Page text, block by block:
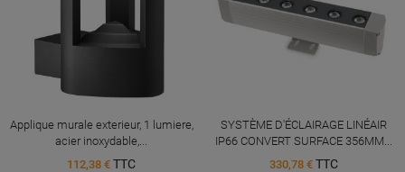
Applique murale exterieur, 1 lumiere,
acier inoxydable,...
112,38 € TTC
SYSTÈME D'ÉCLAIRAGE LINÉAIR
IP66 CONVERT SURFACE 356MM...
330,78 € TTC